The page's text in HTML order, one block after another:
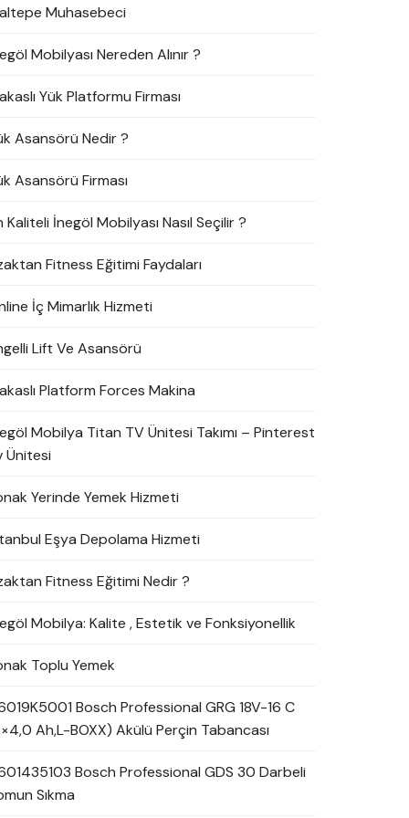
Muhasebeci
Mobilyası Nereden Alınır ?
Yük Platformu Firması
Asansörü Nedir ?
Asansörü Firması
Kaliteli İnegöl Mobilyası Nasıl Seçilir ?
Fitness Eğitimi Faydaları
İç Mimarlık Hizmeti
Lift Ve Asansörü
Platform Forces Makina
Mobilya Titan TV Ünitesi Takımı – Pinterest
Ünitesi
Yerinde Yemek Hizmeti
Eşya Depolama Hizmeti
Fitness Eğitimi Nedir ?
Mobilya: Kalite , Estetik ve Fonksiyonellik
Toplu Yemek
Bosch Professional GRG 18V-16 C
Ah,L-BOXX) Akülü Perçin Tabancası
Bosch Professional GDS 30 Darbeli
Sıkma